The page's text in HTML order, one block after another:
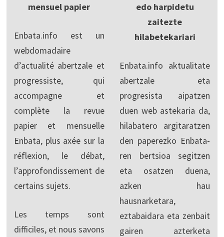
mensuel papier
Enbata.info est un
webdomadaire
d’actualité abertzale et
progressiste, qui
accompagne et
complète la revue
papier et mensuelle
Enbata, plus axée sur la
réflexion, le débat,
l’approfondissement de
certains sujets.
Les temps sont
difficiles, et nous savons
edo harpidetu
zaitezte
hilabetekariari
Enbata.info aktualitate
abertzale eta
progresista aipatzen
duen web astekaria da,
hilabatero argitaratzen
den paperezko Enbata-
ren bertsioa segitzen
eta osatzen duena,
azken hau
hausnarketara,
eztabaidara eta zenbait
gairen azterketa